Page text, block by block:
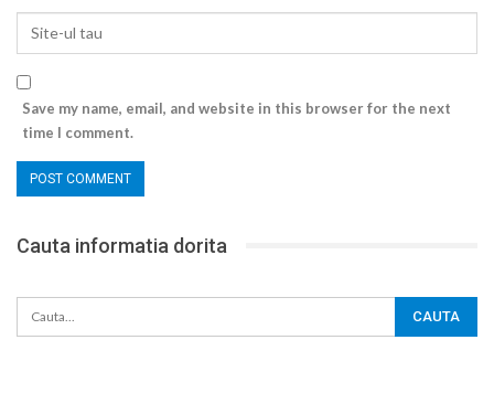
Save my name, email, and website in this browser for the next
time I comment.
Cauta informatia dorita